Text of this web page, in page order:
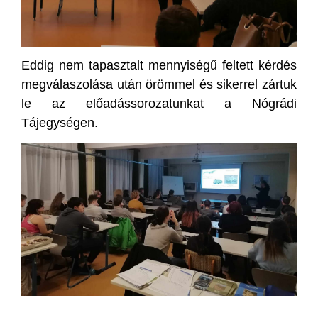
Eddig nem tapasztalt mennyiségű feltett kérdés
megválaszolása után örömmel és sikerrel zártuk
le az előadássorozatunkat a Nógrádi
Tájegységen.